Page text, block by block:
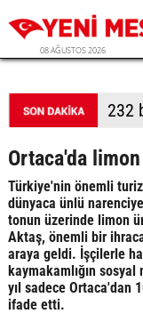
08 AĞUSTOS 2026
Ortaca'da limon
Türkiye'nin önemli
dünyaca ünlü
tonun üzerinde limon
Aktaş, önemli bir
araya geldi. İşçilerle
kaymakamlığın sosyal
yıl sadece Ortaca'dan
ifade etti.